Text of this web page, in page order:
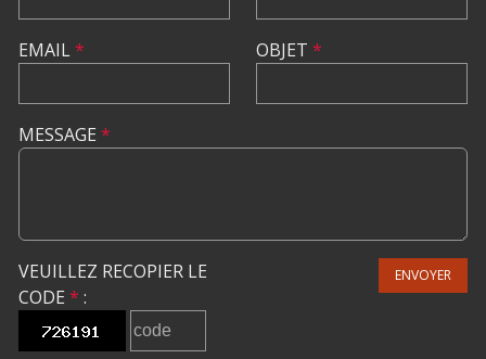
EMAIL* OBJET *
MESSAGE *
VEUILLEZ RECOPIER LE
CODE * :
ENVOYER